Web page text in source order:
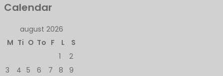
Calendar
august 2026
M Ti O To F L
S
1
2
3
4 5 6 7 8
9